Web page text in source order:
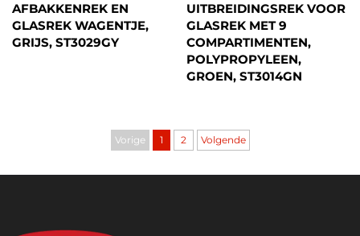
AFBAKKENREK EN
GLASREK WAGENTJE,
GRIJS, ST3029GY
UITBREIDINGSREK VOOR
GLASREK MET 9
COMPARTIMENTEN,
POLYPROPYLEEN,
GROEN, ST3014GN
Vorige 1 2 Volgende